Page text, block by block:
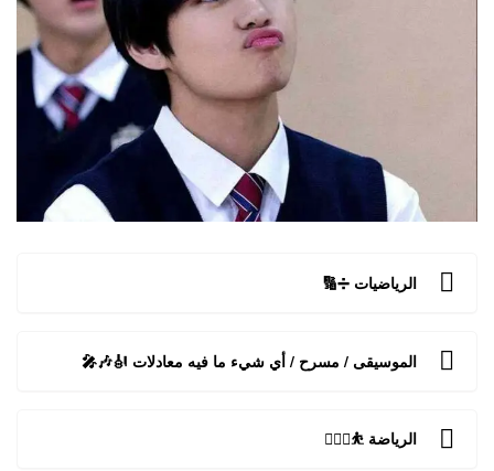
الرياضيات ➗🔢
الموسيقى / مسرح / أي شيء ما فيه معادلات 🎻🎶🎤
الرياضة ⛹️🏋️‍♂️🤸